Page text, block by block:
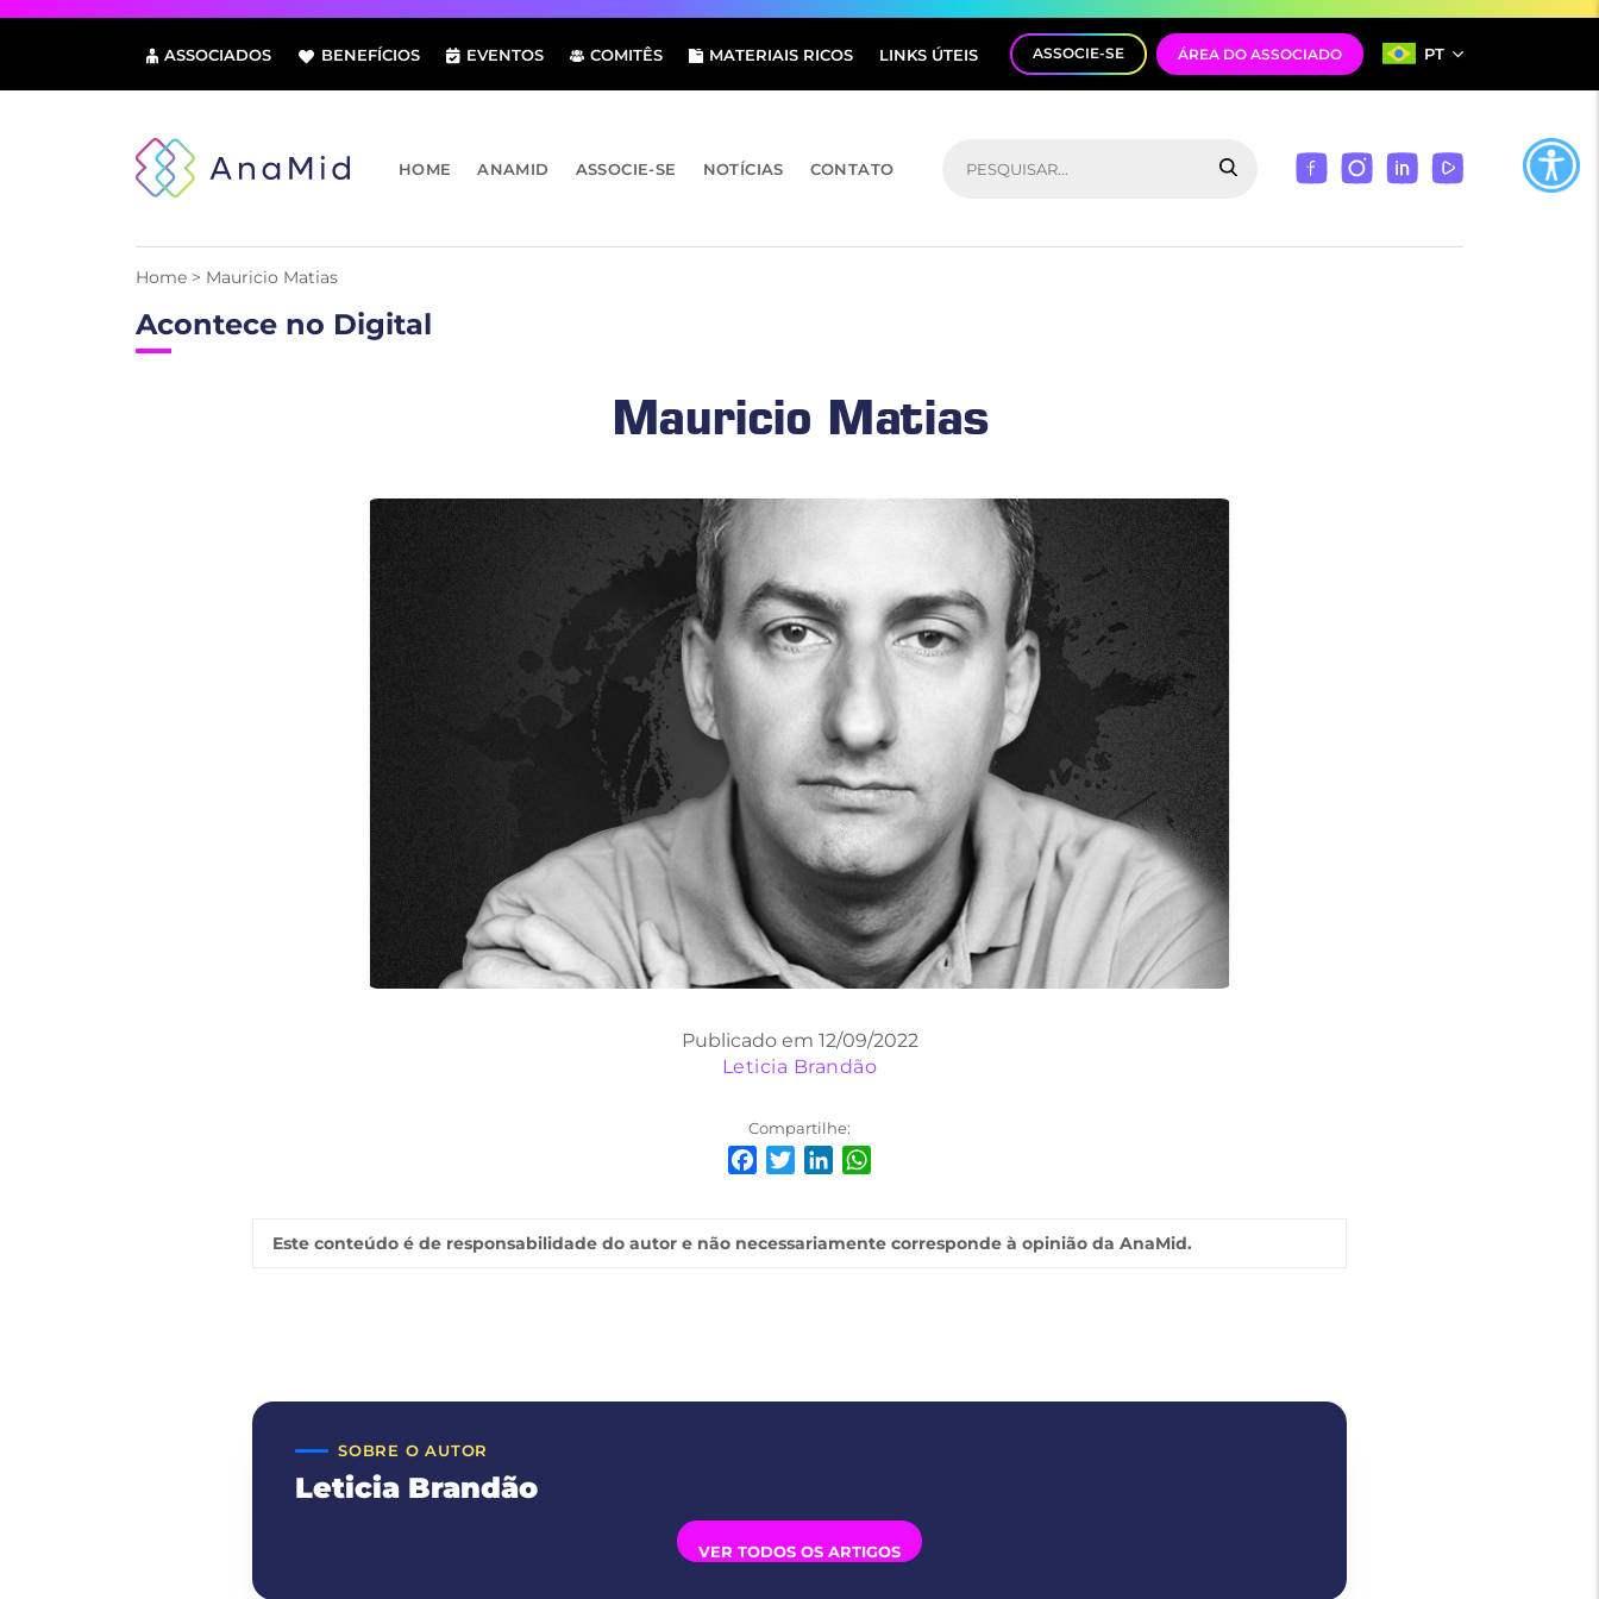
Pular
conteúdo
ASSOCIADOS BENEFÍCIOS EVENTOS COMITÊS MATERIAIS RICOS LINKS ÚTEIS ASSOCIE-SE ÁREA DO ASSOCIADO PT
HOME ANAMID ASSOCIE-SE NOTÍCIAS CONTATO
Home > Mauricio Matias
Acontece no Digital
Mauricio Matias
Publicado em 12/09/2022
Leticia Brandão
Compartilhe:
Este conteúdo é de responsabilidade do autor e não necessariamente corresponde à opinião da AnaMid.
SOBRE O AUTOR
Leticia Brandão
VER TODOS OS ARTIGOS